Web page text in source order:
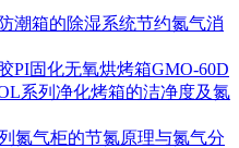
潮箱的除湿系统节约氮气消
PI固化无氧烘烤箱GMO-60D
系列净化烤箱的洁净度及氮
氮气柜的节氮原理与氮气分